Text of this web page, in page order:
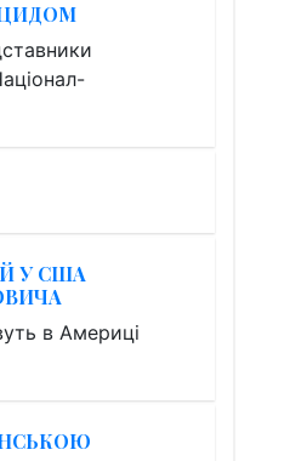
У США
в Америці